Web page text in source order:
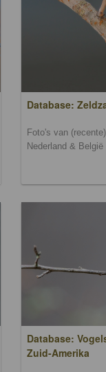
Database:
Foto's van
Nederland & België
Database:
Zuid-Amerika